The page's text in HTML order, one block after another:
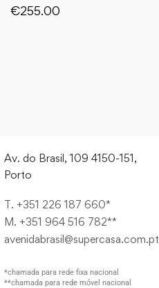
€255.00
Av. do Brasil, 109 4150-151,
Porto
T. +351 226 187 660*
M. +351 964 516 782**
avenidabrasil@supercasa.com.pt
*chamada para rede fixa nacional
**chamada para rede móvel nacional